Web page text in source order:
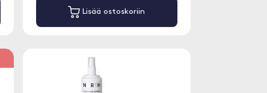
Lisää ostoskoriin